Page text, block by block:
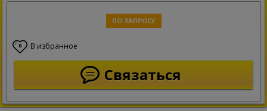
ПО ЗАПРОСУ
0 В избранное
Связаться